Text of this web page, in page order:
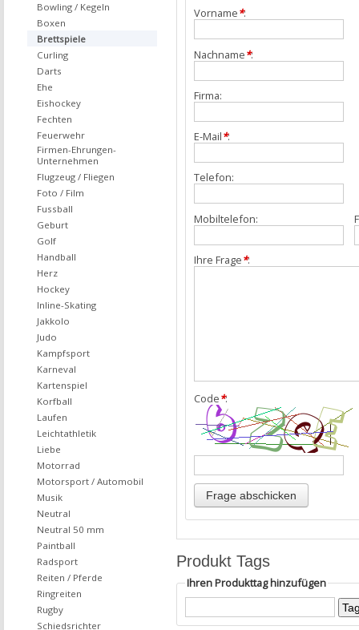
Vorname*:
Nachname*:
Firma:
E-Mail*:
Telefon:
Mobiltelefon:
Ihre Frage*:
Code*:
Produkt Tags
Ihren Produkttag hinzufügen
Bowling / Kegeln
Boxen
Brettspiele
Curling
Darts
Ehe
Eishockey
Fechten
Feuerwehr
Firmen-Ehrungen-
Unternehmen
Flugzeug / Fliegen
Foto / Film
Fussball
Geburt
Golf
Handball
Herz
Hockey
Inline-Skating
Jakkolo
Judo
Kampfsport
Karneval
Kartenspiel
Korfball
Laufen
Leichtathletik
Liebe
Motorrad
Motorsport / Automobil
Musik
Neutral
Neutral 50 mm
Paintball
Radsport
Reiten / Pferde
Ringreiten
Rugby
Schiedsrichter